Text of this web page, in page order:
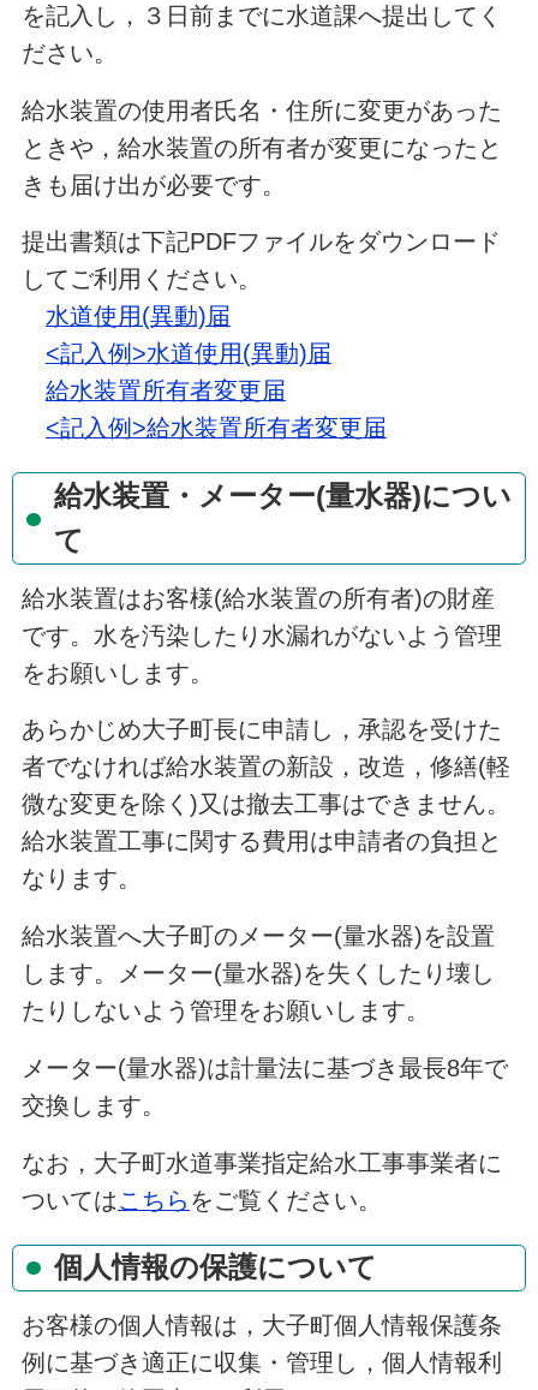
を記入し，３日前までに水道課へ提出してく
ださい。
給水装置の使用者氏名・住所に変更があった
ときや，給水装置の所有者が変更になったと
きも届け出が必要です。
提出書類は下記PDFファイルをダウンロード
してご利用ください。
水道使用(異動)届
<記入例>水道使用(異動)届
給水装置所有者変更届
<記入例>給水装置所有者変更届
給水装置・メーター(量水器)につい
て
給水装置はお客様(給水装置の所有者)の財産
です。水を汚染したり水漏れがないよう管理
をお願いします。
あらかじめ大子町長に申請し，承認を受けた
者でなければ給水装置の新設，改造，修繕(軽
微な変更を除く)又は撤去工事はできません。
給水装置工事に関する費用は申請者の負担と
なります。
給水装置へ大子町のメーター(量水器)を設置
します。メーター(量水器)を失くしたり壊し
たりしないよう管理をお願いします。
メーター(量水器)は計量法に基づき最長8年で
交換します。
なお，大子町水道事業指定給水工事事業者に
ついてはこちら をご覧ください。
個人情報の保護について
お客様の個人情報は，大子町個人情報保護条
例に基づき適正に収集・管理し，個人情報利